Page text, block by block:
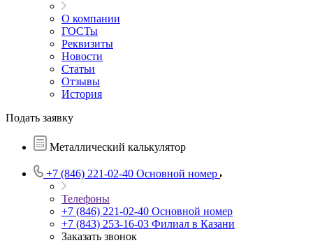
О компании
ГОСТы
Реквизиты
Новости
Статьи
Отзывы
История
Подать заявку
Металлический калькулятор
+7 (846) 221-02-40 Основной номер
Телефоны
+7 (846) 221-02-40 Основной номер
+7 (843) 253-16-03 Филиал в Казани
Заказать звонок